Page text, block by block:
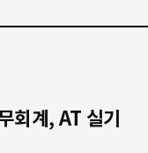
회계, AT 실기